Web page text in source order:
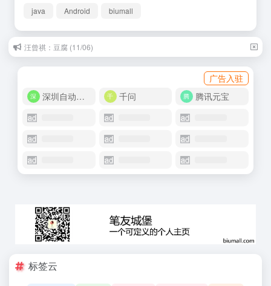
java Android biumall
汪曾祺：豆腐 (11/06)
广告入驻
深圳自动化商城
千问 腾讯元宝
标签云